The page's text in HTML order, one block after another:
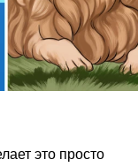
это просто